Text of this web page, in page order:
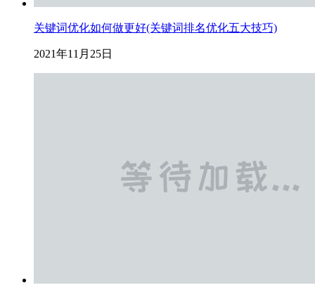
关键词优化如何做更好(关键词排名优化五大技巧)
2021年11月25日